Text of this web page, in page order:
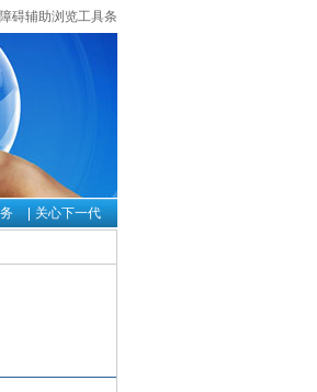
碍辅助浏览工具条
关心下一代